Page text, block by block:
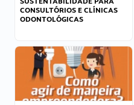
CONSULTÓRIOS E CLÍNICAS
ODONTOLÓGICAS